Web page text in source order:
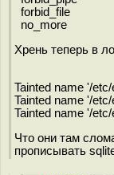
forbid_file
no_more
Хрень теперь в
Tainted name '/
Tainted name '/
Tainted name '/
Что они там
прописывать